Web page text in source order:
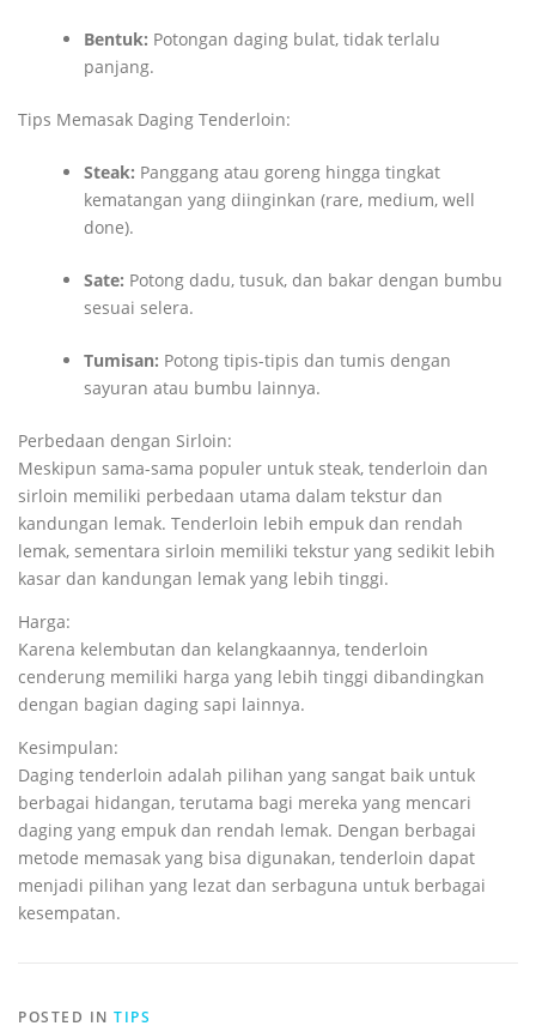
Bentuk: Potongan daging bulat, tidak terlalu
panjang.
Tips Memasak Daging Tenderloin:
Steak: Panggang atau goreng hingga tingkat
kematangan yang diinginkan (rare, medium, well
done).
Sate: Potong dadu, tusuk, dan bakar dengan bumbu
sesuai selera.
Tumisan: Potong tipis-tipis dan tumis dengan
sayuran atau bumbu lainnya.
Perbedaan dengan Sirloin:
Meskipun sama-sama populer untuk steak, tenderloin dan
sirloin memiliki perbedaan utama dalam tekstur dan
kandungan lemak. Tenderloin lebih empuk dan rendah
lemak, sementara sirloin memiliki tekstur yang sedikit lebih
kasar dan kandungan lemak yang lebih tinggi.
Harga:
Karena kelembutan dan kelangkaannya, tenderloin
cenderung memiliki harga yang lebih tinggi dibandingkan
dengan bagian daging sapi lainnya.
Kesimpulan:
Daging tenderloin adalah pilihan yang sangat baik untuk
berbagai hidangan, terutama bagi mereka yang mencari
daging yang empuk dan rendah lemak. Dengan berbagai
metode memasak yang bisa digunakan, tenderloin dapat
menjadi pilihan yang lezat dan serbaguna untuk berbagai
kesempatan.
POSTED IN TIPS